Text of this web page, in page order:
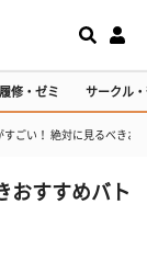
修・ゼミ サークル
すごい！ 絶対に見るべきお
おすすめバト